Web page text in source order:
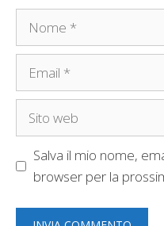
Nome
Email
Sito
Salva il mio nome,
browser per la